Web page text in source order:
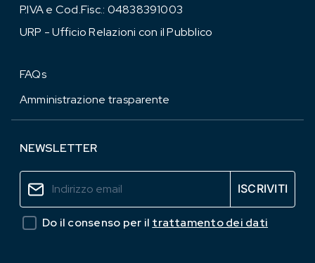
P.IVA e Cod.Fisc.: 04838391003
URP - Ufficio Relazioni con il Pubblico
FAQs
Amministrazione trasparente
NEWSLETTER
Do il consenso per il trattamento dei dati